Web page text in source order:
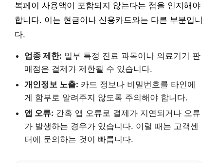
복페이 사용액이 포함되지 않는다는 점을 인지해야
합니다. 이는 현금이나 신용카드와는 다른 부분입니
다.
업종 제한: 일부 특정 진료 과목이나 의료기기 판
매점은 결제가 제한될 수 있습니다.
개인정보 노출: 카드 정보나 비밀번호를 타인에
게 함부로 알려주지 않도록 주의해야 합니다.
앱 오류: 간혹 앱 오류로 결제가 지연되거나 오류
가 발생하는 경우가 있습니다. 이럴 때는 고객센
터에 문의하는 것이 빠릅니다.